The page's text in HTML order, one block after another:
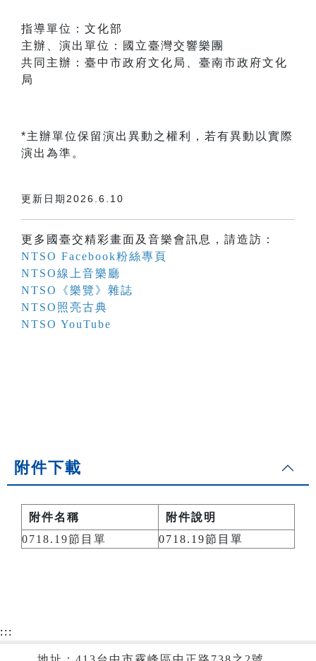
指導單位：文化部
主辦、演出單位：國立臺灣交響樂團
共同主辦：臺中市政府文化局、臺南市政府文化
局
*主辦單位保留演出異動之權利，若有異動以實際
演出為準。
更新日期2026.6.10
更多國臺交精彩畫面及音樂會訊息，請造訪：
NTSO Facebook粉絲專頁
NTSO線上音樂廳
NTSO《樂覽》雜誌
NTSO照亮古典
NTSO YouTube
附件下載
附件名稱
附件說明
0718.19節目單
0718.19節目單
:::